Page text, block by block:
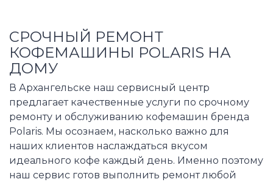
СРОЧНЫЙ РЕМОНТ
КОФЕМАШИНЫ POLARIS НА
ДОМУ
В Архангельске наш сервисный центр
предлагает качественные услуги по срочному
ремонту и обслуживанию кофемашин бренда
Polaris. Мы осознаем, насколько важно для
наших клиентов наслаждаться вкусом
идеального кофе каждый день. Именно поэтому
наш сервис готов выполнить ремонт любой